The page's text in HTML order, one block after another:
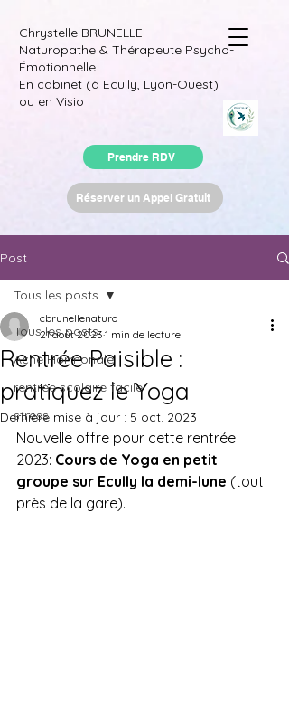
Chrystelle BRUNELLE
Naturopathe & Thérapeute Psycho-
Émotionnelle
En cabinet (à Ecully, Lyon-Ouest)
ou en Visio
Prendre RDV
Réserver un Appel Gratuit
Post
Tous les posts
Acné Hormonale
rentrée scolaire facile
stress
Tous les posts
Rentrée Paisible :
pratiquez le Yoga
cbrunellenaturo
21 août 2023 1 min de lecture
Dernière mise à jour : 5 oct. 2023
Nouvelle offre pour cette rentrée
2023: Cours de Yoga en petit
groupe sur Ecully la demi-lune (tout
près de la gare).